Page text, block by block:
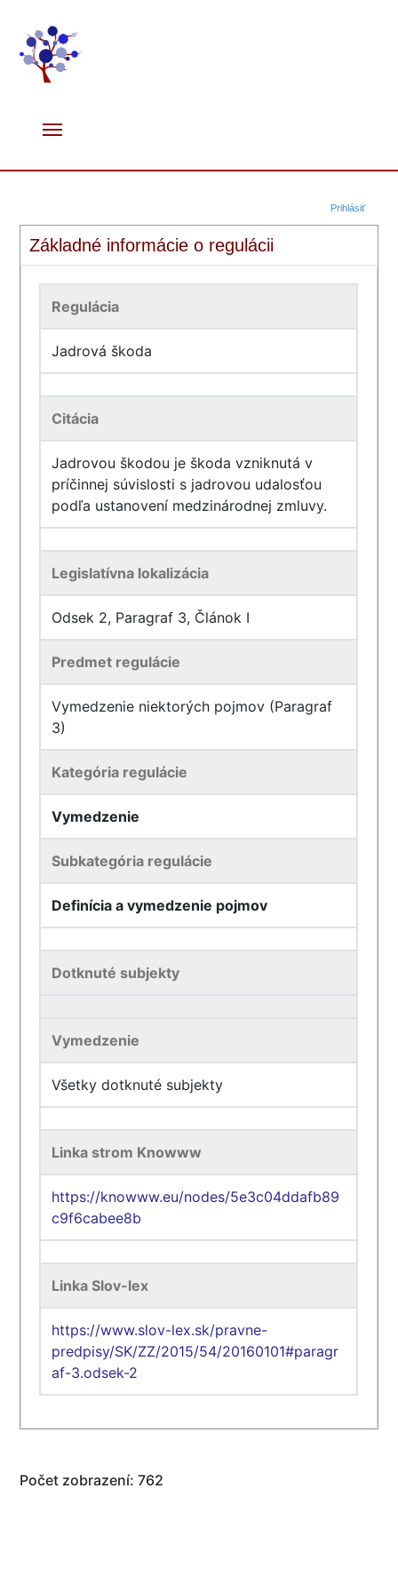
Prihlásiť
Základné informácie o regulácii
Regulácia
Jadrová škoda
Citácia
Jadrovou škodou je škoda vzniknutá v
príčinnej súvislosti s jadrovou udalosťou
podľa ustanovení medzinárodnej zmluvy.
Legislatívna lokalizácia
Odsek 2, Paragraf 3, Článok I
Predmet regulácie
Vymedzenie niektorých pojmov (Paragraf
3)
Kategória regulácie
Vymedzenie
Subkategória regulácie
Definícia a vymedzenie pojmov
Dotknuté subjekty
Vymedzenie
Všetky dotknuté subjekty
Linka strom Knowww
https://knowww.eu/nodes/5e3c04ddafb89
c9f6cabee8b
Linka Slov-lex
https://www.slov-lex.sk/pravne-
predpisy/SK/ZZ/2015/54/20160101#paragr
af-3.odsek-2
Počet zobrazení: 762